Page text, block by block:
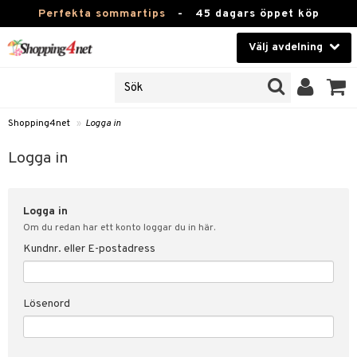
Perfekta sommartips - 45 dagars öppet köp
Välj avdelning
Kontaktlinser
Hälsokost
Fitness
Hem & Inredning
Leksaker, Barn & Baby
Varumärken
Shopping4net » Logga in
Logga in
Logga in
Om du redan har ett konto loggar du in här.
Kundnr. eller E-postadress
Lösenord
svar